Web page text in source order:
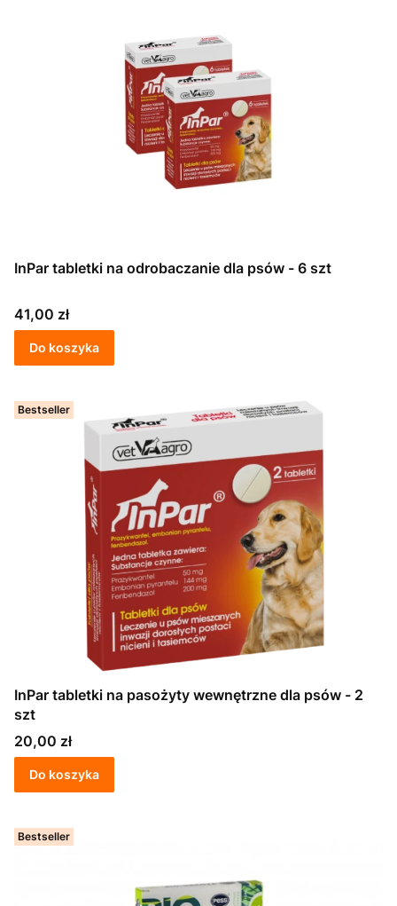
InPar tabletki na odrobaczanie dla psów - 6 szt
Cena
41,00 zł
Do koszyka
Bestseller
InPar tabletki na pasożyty wewnętrzne dla psów - 2
szt
Cena
20,00 zł
Do koszyka
Bestseller